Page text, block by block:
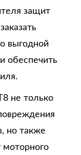
защит
выгодной
обеспечить
не только
но также
моторного